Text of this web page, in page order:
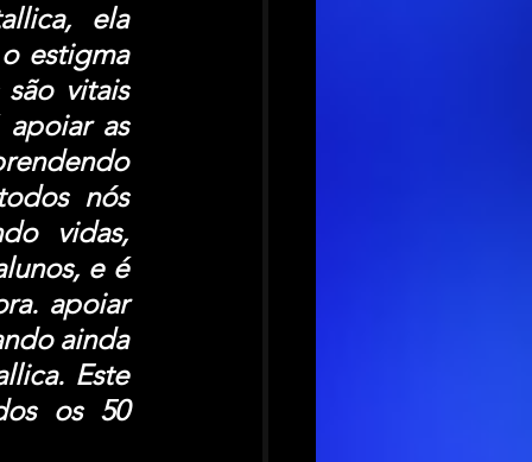
ela
estigma
vitais
as
nós
vidas,
e é
apoiar
ainda
Este
os 50